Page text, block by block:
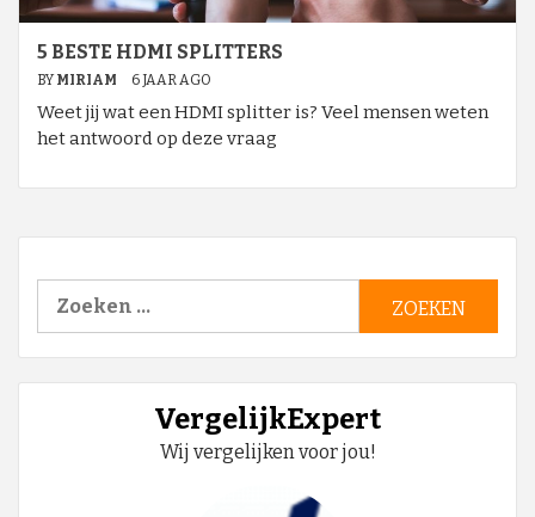
5 BESTE HDMI SPLITTERS
BY MIRIAM 6 JAAR AGO
Weet jij wat een HDMI splitter is? Veel mensen weten
het antwoord op deze vraag
Zoeken
VergelijkExpert
Wij vergelijken voor jou!